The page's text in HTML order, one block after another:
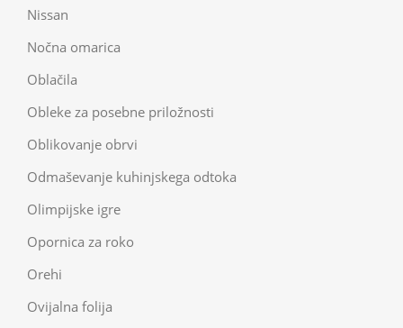
Nissan
Nočna omarica
Oblačila
Obleke za posebne priložnosti
Oblikovanje obrvi
Odmaševanje kuhinjskega odtoka
Olimpijske igre
Opornica za roko
Orehi
Ovijalna folija